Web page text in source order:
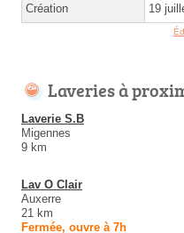
Création 19
Laveries à
Laverie S.B
Migennes
9 km
Lav O Clair
Auxerre
21 km
Fermée, ouvre à 7h